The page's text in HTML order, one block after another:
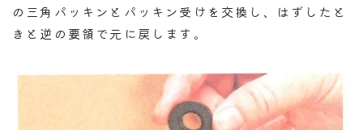
の三角パッキンとパッキン受けを交換し、はずしたと
きと逆の要領で元に戻します。